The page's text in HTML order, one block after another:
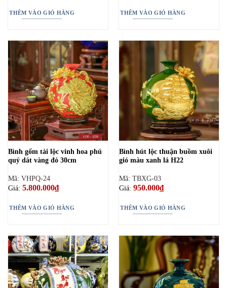
THÊM VÀO GIỎ HÀNG THÊM VÀO GIỎ HÀNG
Bình gốm tài lộc vinh hoa phú
quý dát vàng đỏ 30cm
Mã: VHPQ-24
Giá: 5.800.000₫
THÊM VÀO GIỎ HÀNG
Bình hút lộc thuận buồm xuôi
gió màu xanh lá H22
Mã: TBXG-03
Giá: 950.000₫
THÊM VÀO GIỎ HÀNG